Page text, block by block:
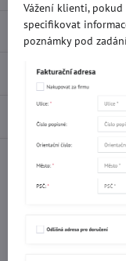
Popis
Recenze 0
FacebookTwitter
Kontaktujte nás:
Vážení klienti,
specifikovat
poznámky pod